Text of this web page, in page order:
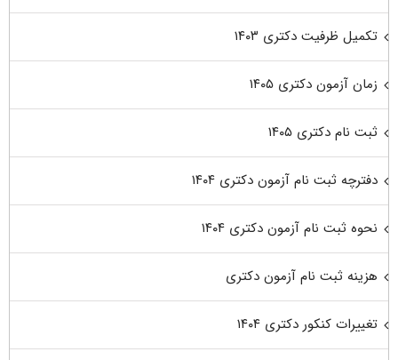
تکمیل ظرفیت دکتری ۱۴۰۳
زمان آزمون دکتری ۱۴۰۵
ثبت نام دکتری ۱۴۰۵
دفترچه ثبت نام آزمون دکتری ۱۴۰۴
نحوه ثبت نام آزمون دکتری ۱۴۰۴
هزینه ثبت نام آزمون دکتری
تغییرات کنکور دکتری ۱۴۰۴